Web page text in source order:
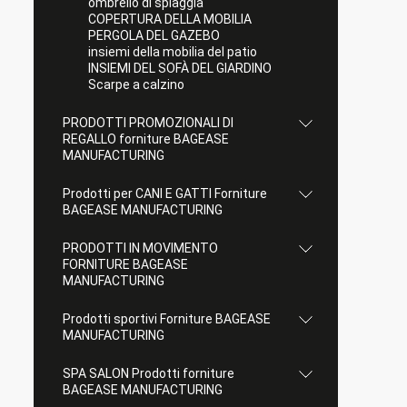
COPERTURA DELLA MOBILIA
PERGOLA DEL GAZEBO
insiemi della mobilia del patio
INSIEMI DEL SOFÀ DEL GIARDINO
Scarpe a calzino
PRODOTTI PROMOZIONALI DI
REGALLO forniture BAGEASE
MANUFACTURING
Prodotti per CANI E GATTI Forniture
BAGEASE MANUFACTURING
PRODOTTI IN MOVIMENTO
FORNITURE BAGEASE
MANUFACTURING
Prodotti sportivi Forniture BAGEASE
MANUFACTURING
SPA SALON Prodotti forniture
BAGEASE MANUFACTURING